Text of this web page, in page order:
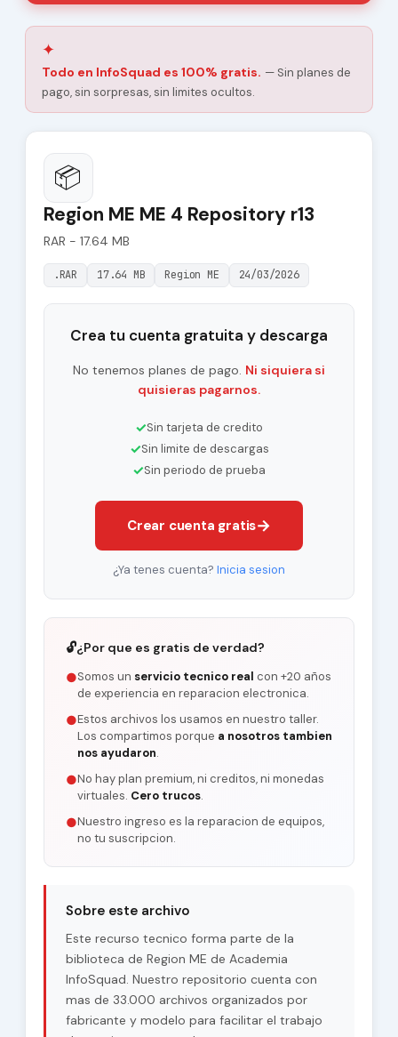
✦
Todo en InfoSquad es 100% gratis. — Sin planes de
pago, sin sorpresas, sin limites ocultos.
📦
Region ME ME 4 Repository r13
RAR - 17.64 MB
.RAR 17.64 MB Region ME 24/03/2026
Crea tu cuenta gratuita y descarga
No tenemos planes de pago. Ni siquiera si
quisieras pagarnos.
✓Sin tarjeta de credito
✓Sin limite de descargas
✓Sin periodo de prueba
Crear cuenta gratis→
¿Ya tenes cuenta? Inicia sesion
🔓¿Por que es gratis de verdad?
●Somos un servicio tecnico real con +20 años
de experiencia en reparacion electronica.
●Estos archivos los usamos en nuestro taller.
Los compartimos porque a nosotros tambien
nos ayudaron.
●No hay plan premium, ni creditos, ni monedas
virtuales. Cero trucos.
●Nuestro ingreso es la reparacion de equipos,
no tu suscripcion.
Sobre este archivo
Este recurso tecnico forma parte de la
biblioteca de Region ME de Academia
InfoSquad. Nuestro repositorio cuenta con
mas de 33.000 archivos organizados por
fabricante y modelo para facilitar el trabajo